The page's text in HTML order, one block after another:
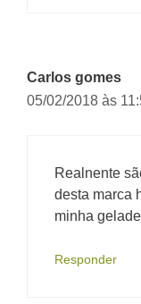
Carlos gomes
05/02/2018 às
Realnente
desta marca
minha
Responder